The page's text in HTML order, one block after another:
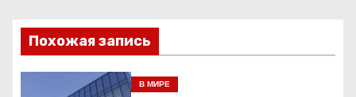
ц
иПохожая запись
В МИРЕ